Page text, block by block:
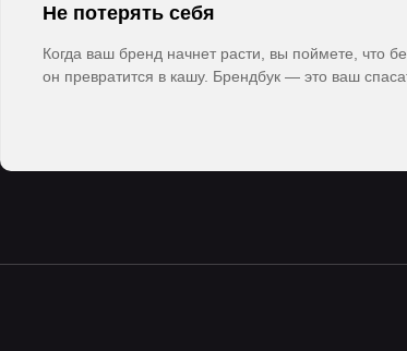
Когда ваш бренд начнет расти, вы поймете, что
он превратится в кашу. Брендбук — это ваш
Не потерять себя